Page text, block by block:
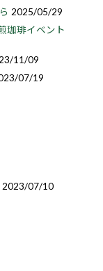
2025/05/29
珈琲イベント
11/09
07/19
2023/07/10